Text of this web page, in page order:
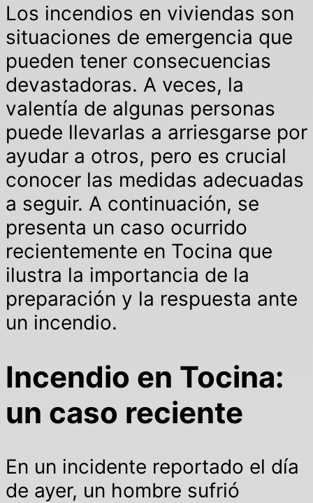
Los incendios en viviendas son
situaciones de emergencia que
pueden tener consecuencias
devastadoras. A veces, la
valentía de algunas personas
puede llevarlas a arriesgarse por
ayudar a otros, pero es crucial
conocer las medidas adecuadas
a seguir. A continuación, se
presenta un caso ocurrido
recientemente en Tocina que
ilustra la importancia de la
preparación y la respuesta ante
un incendio.
Incendio en Tocina:
un caso reciente
En un incidente reportado el día
de ayer, un hombre sufrió